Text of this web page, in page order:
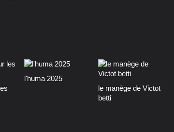
l'huma 2025
le manège de Victot
betti